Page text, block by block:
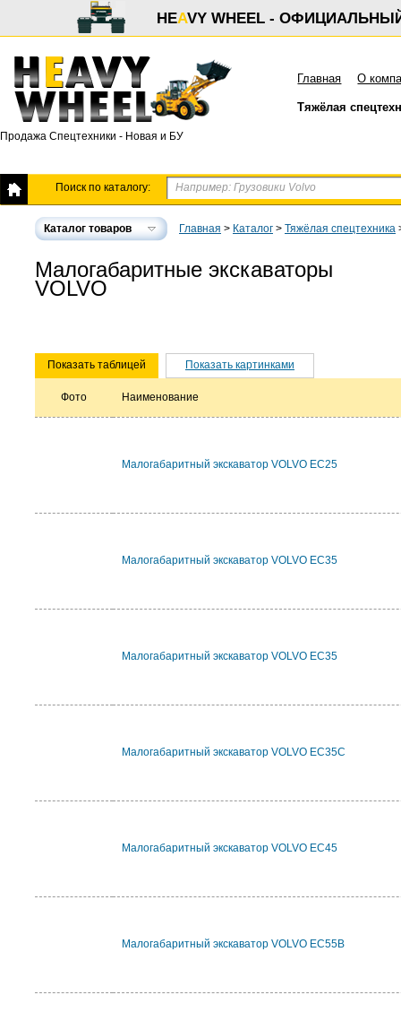
HEAVY WHEEL -
Продажа Спецтехники - Новая и БУ
Главная О
Тяжёлая
Поиск по каталогу:
Каталог товаров Главная > Каталог > Тяжёлая спецтехника
Малогабаритные экскаваторы
VOLVO
Показать таблицей Показать картинками
Фото Наименование
Малогабаритный экскаватор VOLVO EC25
Малогабаритный экскаватор VOLVO EC35
Малогабаритный экскаватор VOLVO EC35
Малогабаритный экскаватор VOLVO EC35C
Малогабаритный экскаватор VOLVO EC45
Малогабаритный экскаватор VOLVO EC55B